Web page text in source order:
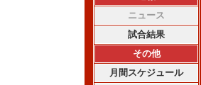
ニュース
試合結果
その他
月間スケジュール